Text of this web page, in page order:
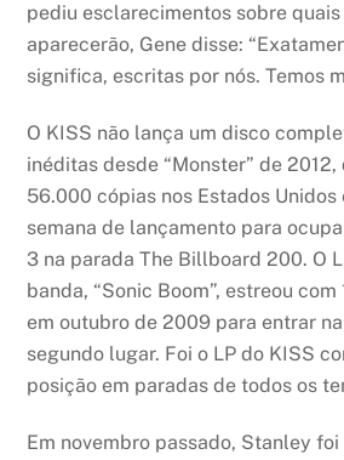
pediu esclarecimentos sobre
aparecerão, Gene disse:
significa, escritas por nós. Temos
O KISS não lança um disco
inéditas desde “Monster” de 2012,
56.000 cópias nos Estados Unidos
semana de lançamento para
3 na parada The Billboard 200. O
banda, “Sonic Boom”, estreou
em outubro de 2009 para entrar
segundo lugar. Foi o LP do KISS
posição em paradas de todos os
Em novembro passado, Stanley